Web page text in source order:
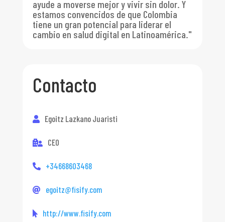
ayude a moverse mejor y vivir sin dolor. Y
estamos convencidos de que Colombia
tiene un gran potencial para liderar el
cambio en salud digital en Latinoamérica."
Contacto
Egoitz Lazkano Juaristi
CEO
+34668603468
egoitz@fisify.com
http://www.fisify.com